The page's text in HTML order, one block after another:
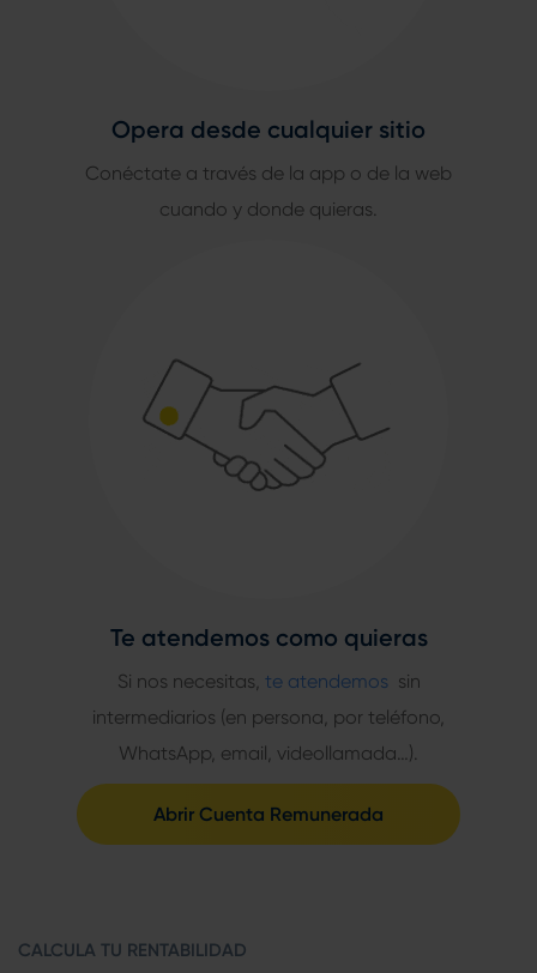
Opera desde cualquier sitio
Conéctate a través de la app o de la web
cuando y donde quieras.
Te atendemos como quieras
Si nos necesitas, te atendemossin
intermediarios (en persona, por teléfono,
WhatsApp, email, videollamada…).
Abrir Cuenta Remunerada
CALCULA TU RENTABILIDAD